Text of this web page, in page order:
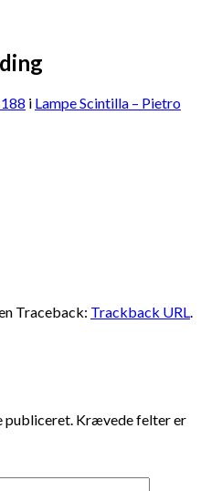
i Lampe Scintilla – Pietro
Traceback: Trackback URL.
publiceret. Krævede felter er